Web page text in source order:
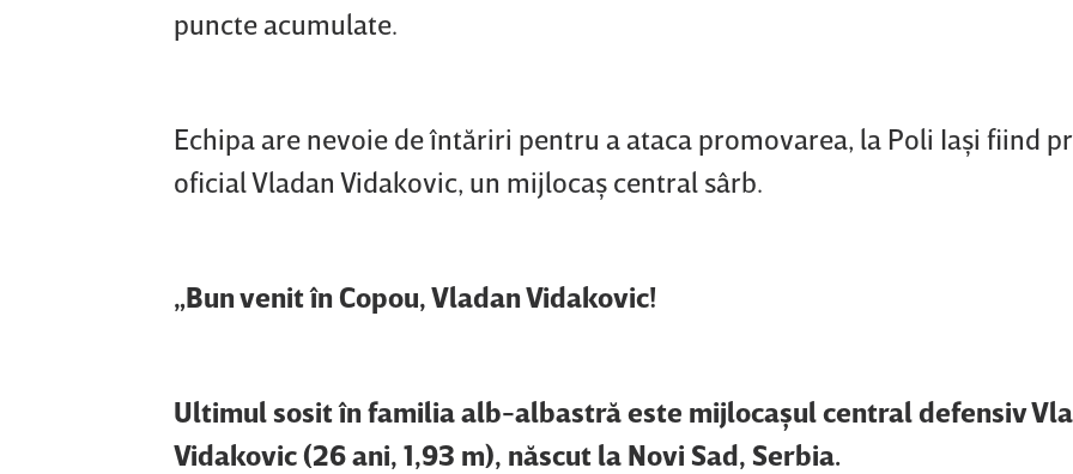
puncte acumulate.
Echipa are nevoie de întăriri pentru a ataca promovarea, la Poli Iaşi fiind
oficial Vladan Vidakovic, un mijlocaş central sârb.
„Bun venit în Copou, Vladan Vidakovic!
Ultimul sosit în familia alb-albastră este mijlocaşul central defensiv
Vidakovic (26 ani, 1,93 m), născut la Novi Sad, Serbia.